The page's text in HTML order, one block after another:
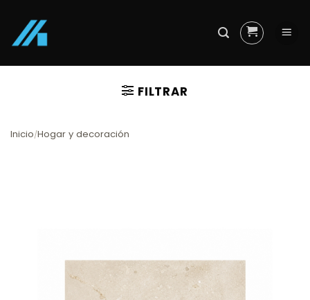
content
FILTRAR
Inicio/Hogar y decoración